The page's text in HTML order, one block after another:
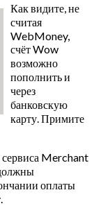
Как видите, не
считая
WebMoney,
счёт Wow
возможно
пополнить и
через
банковскую
карту. Примите
сервиса Merchant
оплаты